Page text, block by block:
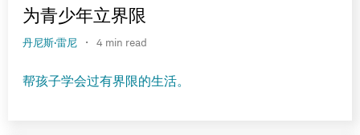
为青少年立界限
丹尼斯·雷尼 · 4 min read
帮孩子学会过有界限的生活。